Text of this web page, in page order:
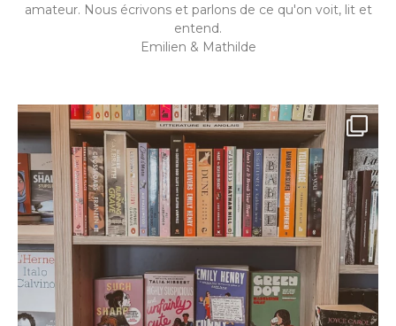
amateur. Nous écrivons et parlons de ce qu'on voit, lit et
entend.
Emilien & Mathilde